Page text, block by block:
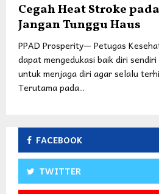
Cegah Heat Stroke
Jangan Tunggu Haus
PPAD Prosperity— Petugas
dapat mengedukasi baik diri
untuk menjaga diri agar selalu
Terutama pada...
FACEBOOK
TWITTER